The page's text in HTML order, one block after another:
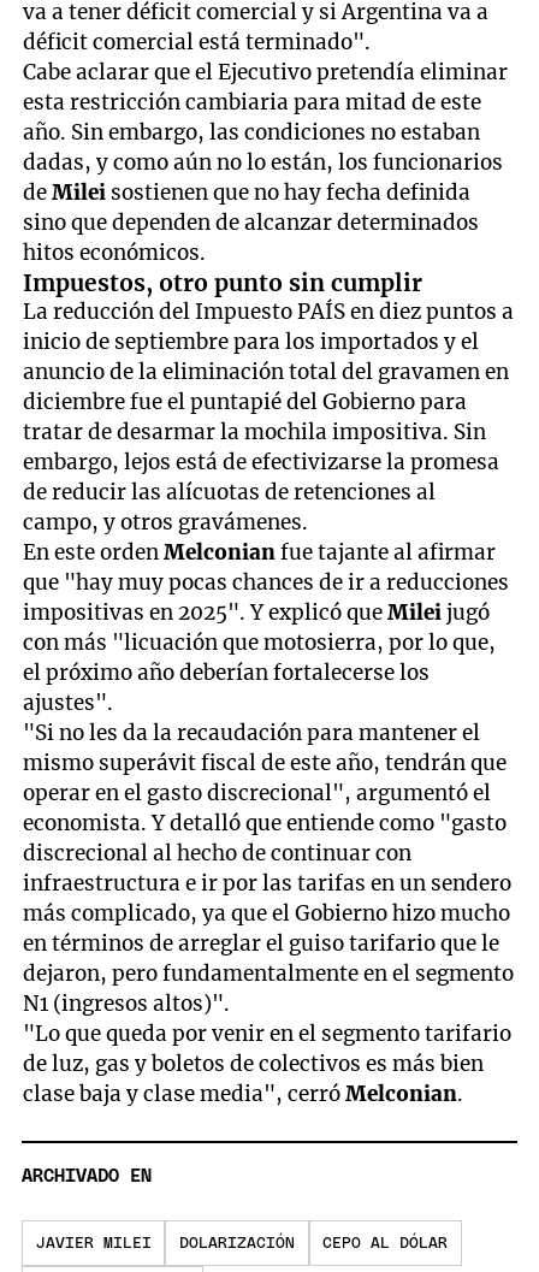
va a tener déficit comercial y si Argentina va a
déficit comercial está terminado".
Cabe aclarar que el Ejecutivo pretendía eliminar
esta restricción cambiaria para mitad de este
año. Sin embargo, las condiciones no estaban
dadas, y como aún no lo están, los funcionarios
deMilei sostienen que no hay fecha definida
sino que dependen de alcanzar determinados
hitos económicos.
Impuestos, otro punto sin cumplir
La reducción del Impuesto PAÍS en diez puntos a
inicio de septiembre para los importados y el
anuncio de la eliminación total del gravamen en
diciembre fue el puntapié del Gobierno para
tratar de desarmar la mochila impositiva. Sin
embargo, lejos está de efectivizarse la promesa
de reducir las alícuotas de retenciones al
campo, y otros gravámenes.
En este ordenMelconianfue tajante al afirmar
que "hay muy pocas chances de ir a reducciones
impositivas en 2025". Y explicó queMileijugó
con más "licuación que motosierra, por lo que,
el próximo año deberían fortalecerse los
ajustes".
"Si no les da la recaudación para mantener el
mismo superávit fiscal de este año, tendrán que
operar en el gasto discrecional", argumentó el
economista. Y detalló que entiende como "gasto
discrecional al hecho de continuar con
infraestructura e ir por las tarifas en un sendero
más complicado, ya que el Gobierno hizo mucho
en términos de arreglar el guiso tarifario que le
dejaron, pero fundamentalmente en el segmento
N1 (ingresos altos)".
"Lo que queda por venir en el segmento tarifario
de luz, gas y boletos de colectivos es más bien
clase baja y clase media", cerróMelconian.
ARCHIVADO EN
JAVIER MILEI DOLARIZACIÓN CEPO AL DÓLAR